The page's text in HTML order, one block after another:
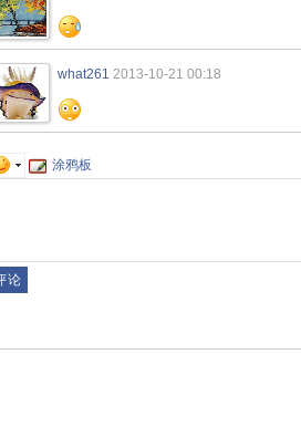
what261 2013-10-21 00:18
涂鸦板